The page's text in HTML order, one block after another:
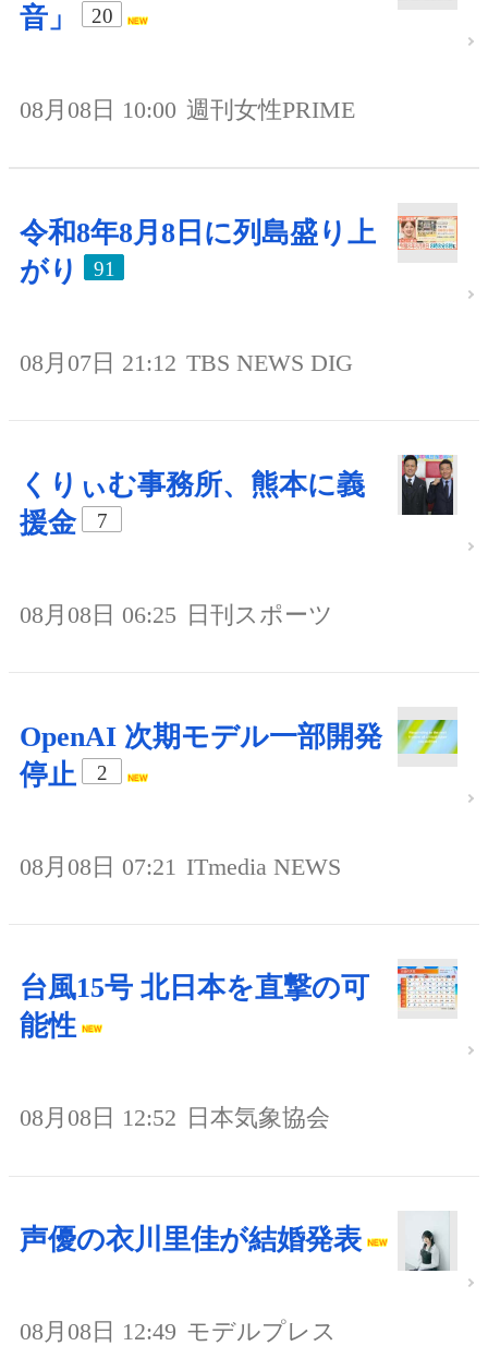
音」
20
08月08日 10:00 週刊女性PRIME
令和8年8月8日に列島盛り上
がり
91
08月07日 21:12 TBS NEWS DIG
くりぃむ事務所、熊本に義
援金
7
08月08日 06:25 日刊スポーツ
OpenAI 次期モデル一部開発
停止
2
08月08日 07:21 ITmedia NEWS
台風15号 北日本を直撃の可
能性
08月08日 12:52 日本気象協会
声優の衣川里佳が結婚発表
08月08日 12:49 モデルプレス